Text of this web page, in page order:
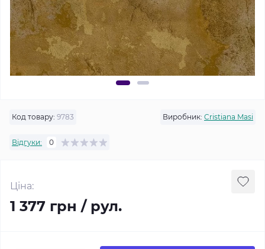
Код товару: 9783 Виробник: Cristiana Masi
Відгуки: 0
Ціна:
1 377 грн / рул.